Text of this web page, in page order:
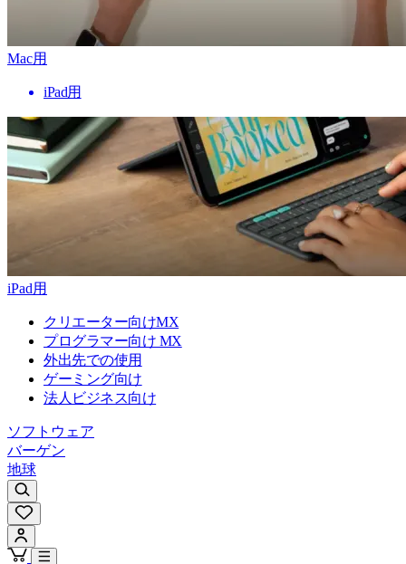
Mac用
iPad用
iPad用
クリエーター向けMX
プログラマー向け MX
外出先での使用
ゲーミング向け
法人ビジネス向け
ソフトウェア
バーゲン
地球